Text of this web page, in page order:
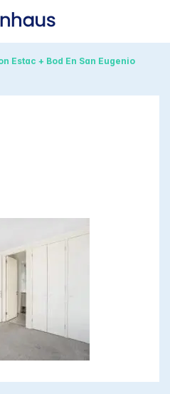
Estac + Bod En San Eugenio